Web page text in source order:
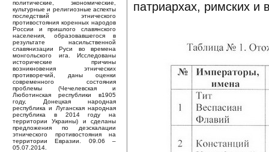
политические, экономические,
культурные и религиозные аспекты
последствий этнического
противостояния коренных народов
России и пришлого славянского
населения, образовавшегося в
результате насильственной
славянизации Руси во времена
монгольского ига. Исследованы
исторические причины
возникновения этнических
противоречий, даны оценки
современного состояния
проблемы (Чечелевская и
Люботинская республики в1905
году, Донецкая народная
республика и Луганская народная
республика в 2014 году на
территории Украины) и сделаны
предложения по деэскалации
этнического противостояния на
территории Евразии. 09.06 –
05.07.2014.
патриархах, римских и